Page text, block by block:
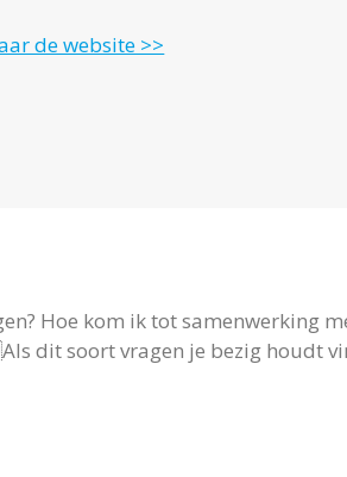
de website >>
Hoe kom ik tot samenwerking
dit soort vragen je bezig houdt